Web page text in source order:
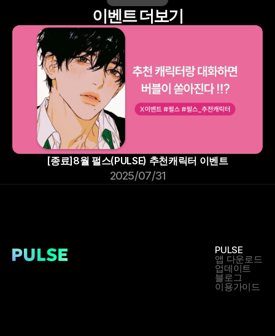
이벤트 더보기
[종료]8월 펄스(PULSE) 추천캐릭터 이벤트
2025/07/31
PULSE
앱 다운로드
업데이트
블로그
이용가이드